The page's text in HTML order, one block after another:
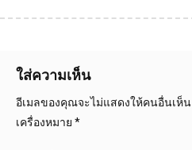
ใส่ความเห็น
อีเมลของคุณจะไม่แสดงให้คนอื่นเห็น
เครื่องหมาย *